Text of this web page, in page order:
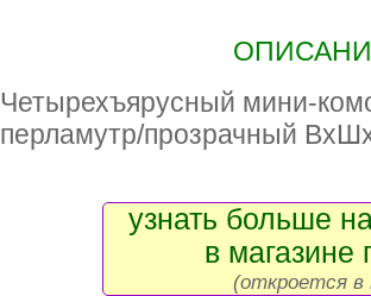
Четырехъярусный мини-
перламутр/прозрачный
узнать больше
в магазине
(откроется в